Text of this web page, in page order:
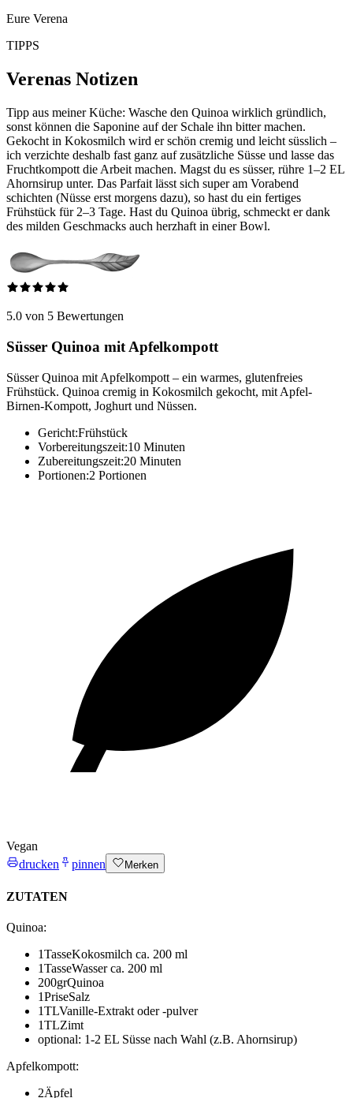
Eure Verena
TIPPS
Verenas Notizen
Tipp aus meiner Küche: Wasche den Quinoa wirklich gründlich,
sonst können die Saponine auf der Schale ihn bitter machen.
Gekocht in Kokosmilch wird er schön cremig und leicht süsslich –
ich verzichte deshalb fast ganz auf zusätzliche Süsse und lasse das
Fruchtkompott die Arbeit machen. Magst du es süsser, rühre 1–2 EL
Ahornsirup unter. Das Parfait lässt sich super am Vorabend
schichten (Nüsse erst morgens dazu), so hast du ein fertiges
Frühstück für 2–3 Tage. Hast du Quinoa übrig, schmeckt er dank
des milden Geschmacks auch herzhaft in einer Bowl.
5.0 von 5 Bewertungen
Süsser Quinoa mit Apfelkompott
Süsser Quinoa mit Apfelkompott – ein warmes, glutenfreies
Frühstück. Quinoa cremig in Kokosmilch gekocht, mit Apfel-
Birnen-Kompott, Joghurt und Nüssen.
Gericht:Frühstück
Vorbereitungszeit:10 Minuten
Zubereitungszeit:20 Minuten
Portionen:2 Portionen
Vegan
drucken
pinnen Merken
ZUTATEN
Quinoa:
1TasseKokosmilch ca. 200 ml
1TasseWasser ca. 200 ml
200grQuinoa
1PriseSalz
1TLVanille-Extrakt oder -pulver
1TLZimt
optional: 1-2 EL Süsse nach Wahl (z.B. Ahornsirup)
Apfelkompott:
2Äpfel